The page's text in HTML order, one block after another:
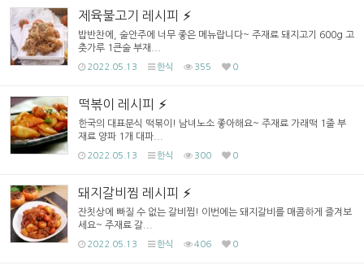
제육불고기 레시피
밥반찬에, 술안주에 너무 좋은 메뉴랍니다~ 주재료 돼지고기 600g 고
춧가루 1큰술 부재...
2022.05.13 한식 355 0
떡볶이 레시피
한국의 대표분식 떡볶이! 남녀노소 좋아해요~ 주재료 가래떡 1줄 부
재료 양파 1개 대파...
2022.05.13 한식 300 0
돼지갈비찜 레시피
잔칫상에 빠질 수 없는 갈비찜! 이번에는 돼지갈비를 매콤하게 즐겨보
세요~ 주재료 갈...
2022.05.13 한식 406 0